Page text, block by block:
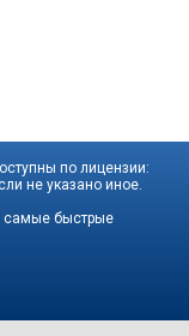
по лицензии:
не указано иное.
самые быстрые